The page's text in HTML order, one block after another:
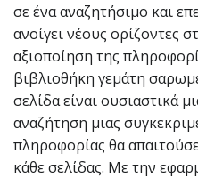
σε ένα αναζητήσιμο και
ανοίγει νέους ορίζοντες
αξιοποίηση της
βιβλιοθήκη γεμάτη
σελίδα είναι ουσιαστικά
αναζήτηση μιας
πληροφορίας θα
κάθε σελίδας. Με την